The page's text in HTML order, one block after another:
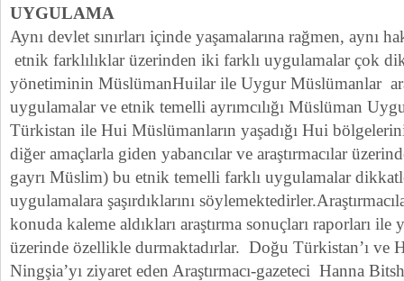
UYGULAMA
Aynı devlet sınırları içinde yaşamalarına rağmen, aynı
etnik farklılıklar üzerinden iki farklı uygulamalar çok
yönetiminin MüslümanHuilar ile Uygur Müslümanlar
uygulamalar ve etnik temelli ayrımcılığı Müslüman
Türkistan ile Hui Müslümanların yaşadığı Hui
diğer amaçlarla giden yabancılar ve araştırmacılar
gayrı Müslim) bu etnik temelli farklı uygulamalar
uygulamalara şaşırdıklarını
konuda kaleme aldıkları araştırma sonuçları raporları ile
üzerinde özellikle durmaktadırlar. Doğu Türkistan’ı ve
Ningşia’yı ziyaret eden Araştırmacı-gazeteci Hanna